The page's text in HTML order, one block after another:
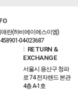
애란(하비에이에스이엠)
04-023687
RETURN &
EXCHANGE
서울시 용산구 청파
로 74 전자랜드 본관
4층 A-1호